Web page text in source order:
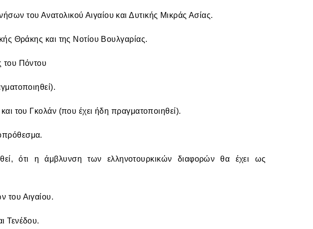
του Ανατολικού Αιγαίου και Δυτικής Μικράς Ασίας.
Θράκης και της Νοτίου Βουλγαρίας.
του Πόντου
του Γκολάν (που έχει ήδη πραγματοποιηθεί).
ότι η άμβλυνση των ελληνοτουρκικών διαφορών θα έχει ως
του Αιγαίου.
Τενέδου.